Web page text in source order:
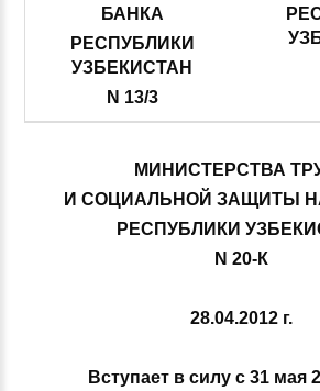
БАНКА
РЕСПУБЛИКИ
УЗБЕКИСТАН
N 13/3
МИНИСТЕРСТВА
И СОЦИАЛЬНОЙ ЗАЩИТЫ
РЕСПУБЛИКИ
N 20-К
28.04.2012 г.
Вступает в силу с 31 мая